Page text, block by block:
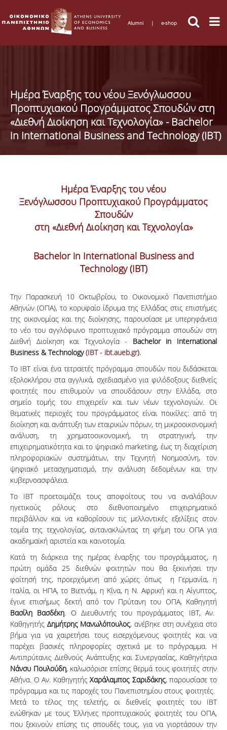
Alumni | e-shop
Ημέρα Έναρξης του νέου Ξενόγλωσσου
Προπτυχιακού Προγράμματος Σπουδών στη
«Διεθνή Διοίκηση και Τεχνολογία» - Bachelor
in International Business and Technology (IBT)
Ημέρα Έναρξης του νέου
Ξενόγλωσσου Προπτυχιακού Προγράμματος
Σπουδών
στη «Διεθνή Διοίκηση και Τεχνολογία»
Bachelor in International Business and
Technology (IBT)
Την Παρασκευή 10 Οκτωβρίου, το Οικονομικό Πανεπιστήμιο
Αθηνών (ΟΠΑ), το κορυφαίο ίδρυμα της Ελλάδας στις επιστήμες
της οικονομίας και της διοίκησης, παρουσίασε με υπερηφάνεια
το νέο του αγγλόφωνο προπτυχιακό πρόγραμμα σπουδών στη
Διεθνή Διοίκηση και Τεχνολογία - Bachelor in International
Business & Technology(IBT - ibt.aueb.gr).
Το IBT είναι ένα τετραετές πρόγραμμα σπουδών που διδάσκεται
εξολοκλήρου στα αγγλικά, σχεδιασμένο για φιλόδοξους διεθνείς
φοιτητές που επιθυμούν να σπουδάσουν στην Ελλάδα, στο
σημείο τομής του επιχειρείν και των νέων τεχνολογιών. Οι
θεματικές περιοχές του προγράμματος είναι ποικίλες: από τη
διοίκηση και ανάπτυξη των εταιρικών πόρων, τη μικροοικονομική
ανάλυση, τη χρηματοοικονομική, τη στρατηγική, την
επιχειρηματικότητα και το ψηφιακό marketing, έως τη διαχείριση
πληροφοριακών συστημάτων, την Τεχνητή Νοημοσύνη, τον
ψηφιακό μετασχηματισμό, την ανάλυση δεδομένων και την
κυβερνοασφάλεια.
Tο IBT προετοιμάζει τους αποφοίτους του να αναλάβουν
ηγετικούς ρόλους στο διεθνοποιημένο επιχειρηματικό
περιβάλλον και να καθορίσουν τις μελλοντικές εξελίξεις στον
τομέα της τεχνολογίας, αντανακλώντας τη φήμη του ΟΠΑ για
ακαδημαϊκή αριστεία και καινοτομία.
Κατά τη διάρκεια της ημέρας έναρξης του προγράμματος, η
πρώτη ομάδα 25 διεθνών φοιτητών που θα ξεκινήσει την
φοίτησή της, προερχόμενη από χώρες όπως η Γερμανία, η
Ιταλία, οι ΗΠΑ, το Βιετνάμ, η Κίνα, η Ν. Αφρική και η Αίγυπτος,
έγινε επισήμως δεκτή από τον Πρύτανη του ΟΠΑ, Καθηγητή
Βασίλη Βασδέκη. Ο Διευθυντής του προγράμματος IBT, Αν.
Καθηγητής Δημήτρης Μανωλόπουλος, ανέβηκε στη συνέχεια στο
βήμα για να χαιρετήσει τους εισερχόμενους φοιτητές και να
παρέχει βασικές πληροφορίες σχετικά με το πρόγραμμα. Η
Αντιπρύτανις Διεθνούς Ανάπτυξης και Συνεργασίας, Καθηγήτρια
Νάνσυ Πουλούδη, καλωσόρισε επίσης θερμά τους φοιτητές στην
Αθήνα. O Αν. ΚαθηγητήςΧαράλαμπος Σαριδάκης, παρουσίασε το
πρόγραμμα και τις παροχές του Πανεπιστημίου στους φοιτητές.
Μετά το τέλος της τελετής, οι διεθνείς φοιτητές του IBT
ενώθηκαν με τους Έλληνες προπτυχιακούς φοιτητές του ΟΠΑ,
που ξεκινούν επίσης τις σπουδές τους, για να γιορτάσουν την